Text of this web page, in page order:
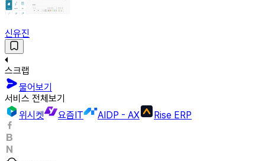
신유진
스크랩
물어보기
서비스 전체보기
위시켓
요즘IT AIDP - AX Rise ERP